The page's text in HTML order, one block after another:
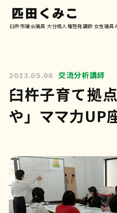
臼杵市議会議員 大分県人権啓発講師 女性議員
2023.05.06 交流分析講師
臼杵子育て拠
や」ママ力UP